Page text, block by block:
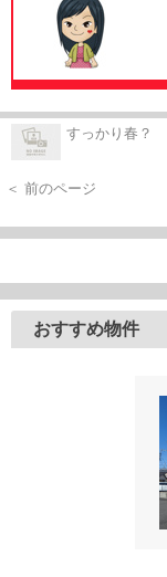
すっかり春？
＜ 前のページ
おすすめ物件